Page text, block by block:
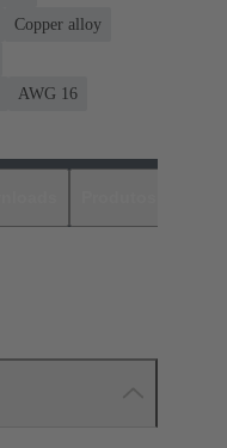
Copper alloy
AWG 16